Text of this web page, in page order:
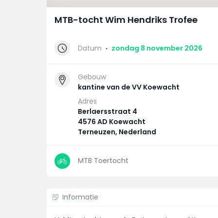
MTB-tocht Wim Hendriks Trofee
Datum · zondag 8 november 2026
Gebouw
kantine van de VV Koewacht
Adres
Berlaersstraat 4
4576 AD Koewacht
Terneuzen, Nederland
MTB Toertocht
Informatie